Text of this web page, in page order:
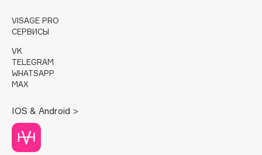
DABO
Darphin
Davines
Dessange
Dior
Divage
VISAGE PRO
СЕРВИСЫ
VK
TELEGRAM
WHATSAPP
MAX
IOS & Android >